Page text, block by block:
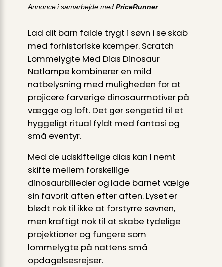
Annonce i samarbejde med PriceRunner
Lad dit barn falde trygt i søvn i selskab
med forhistoriske kæmper. Scratch
Lommelygte Med Dias Dinosaur
Natlampe kombinerer en mild
natbelysning med muligheden for at
projicere farverige dinosaurmotiver på
vægge og loft. Det gør sengetid til et
hyggeligt ritual fyldt med fantasi og
små eventyr.
Med de udskiftelige dias kan I nemt
skifte mellem forskellige
dinosaurbilleder og lade barnet vælge
sin favorit aften efter aften. Lyset er
blødt nok til ikke at forstyrre søvnen,
men kraftigt nok til at skabe tydelige
projektioner og fungere som
lommelygte på nattens små
opdagelsesrejser.